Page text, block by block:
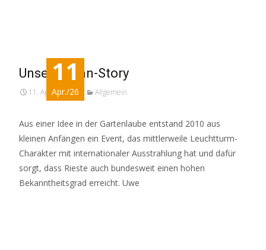
11
Apr./26
Unsere Renn-Story
11. April 2026 Allgemein
Aus einer Idee in der Gartenlaube entstand 2010 aus
kleinen Anfängen ein Event, das mittlerweile Leuchtturm-
Charakter mit internationaler Ausstrahlung hat und dafür
sorgt, dass Rieste auch bundesweit einen hohen
Bekanntheitsgrad erreicht. Uwe